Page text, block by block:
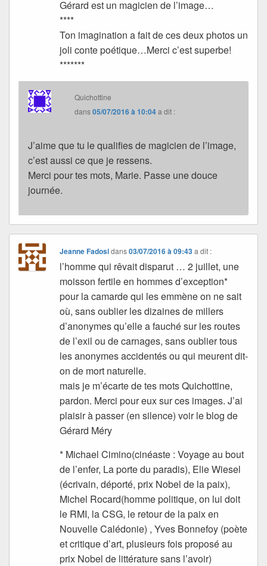
Gérard est un magicien de l’image…
****
Ton imagination a fait de ces deux photos un
joli conte poétique…Merci c’est superbe!
*******
Quichottine
dans05/07/2016 à 10:04a dit :
J’aime que tu le qualifies de magicien de l’image,
c’est aussi ce que je ressens.
Merci pour tes mots, Marie. Passe une douce
journée.
Jeanne Fadosidans03/07/2016 à 09:43 a dit :
l’homme qui rêvait disparut … 2 juillet, une
moisson fertile en hommes d’exception*
pour la camarde qui les emmène on ne sait
où, sans oublier les dizaines de millers
d’anonymes qu’elle a fauché sur les routes
de l’exil ou de carnages, sans oublier tous
les anonymes accidentés ou qui meurent dit-
on de mort naturelle.
mais je m’écarte de tes mots Quichottine,
pardon. Merci pour eux sur ces images. J’ai
plaisir à passer (en silence) voir le blog de
Gérard Méry
* Michael Cimino(cinéaste : Voyage au bout
de l’enfer, La porte du paradis), Elie Wiesel
(écrivain, déporté, prix Nobel de la paix),
Michel Rocard(homme politique, on lui doit
le RMI, la CSG, le retour de la paix en
Nouvelle Calédonie) , Yves Bonnefoy (poète
et critique d’art, plusieurs fois proposé au
prix Nobel de littérature sans l’avoir)